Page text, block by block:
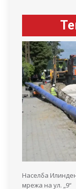
Населба
мрежа на ул. „9“